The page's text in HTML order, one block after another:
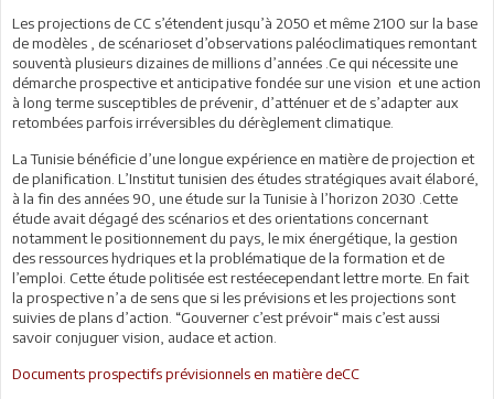
Les projections de CC s’étendent jusqu’à 2050 et même 2100 sur la base
de modèles , de scénarioset d’observations paléoclimatiques remontant
souventà plusieurs dizaines de millions d’années .Ce qui nécessite une
démarche prospective et anticipative fondée sur une vision et une action
à long terme susceptibles de prévenir, d’atténuer et de s’adapter aux
retombées parfois irréversibles du dérèglement climatique.
La Tunisie bénéficie d’une longue expérience en matière de projection et
de planification. L’Institut tunisien des études stratégiques avait élaboré,
à la fin des années 90, une étude sur la Tunisie à l’horizon 2030 .Cette
étude avait dégagé des scénarios et des orientations concernant
notamment le positionnement du pays, le mix énergétique, la gestion
des ressources hydriques et la problématique de la formation et de
l’emploi. Cette étude politisée est restéecependant lettre morte. En fait
la prospective n’a de sens que si les prévisions et les projections sont
suivies de plans d’action. “Gouverner c’est prévoir“ mais c’est aussi
savoir conjuguer vision, audace et action.
Documents prospectifs prévisionnels en matière deCC